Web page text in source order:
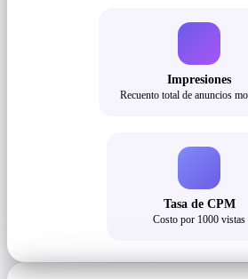
Impresiones
Recuento total de anuncios
Tasa de CPM
Costo por 1000 vistas